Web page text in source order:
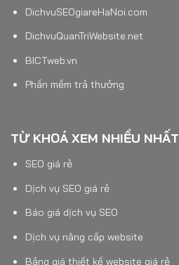
DichvuSEOgiareHaNoi.com
DichvuQuanTriWebsite.net
BICTweb.vn
Phần mềm trả thưởng
TỪ KHOÁ XEM NHIỀU NHẤT
SEO giá rẻ
Dịch vụ SEO giá rẻ
Báo giá dịch vụ SEO
Dịch vụ nâng cấp website
Bảng giá thiết kế website giá rẻ